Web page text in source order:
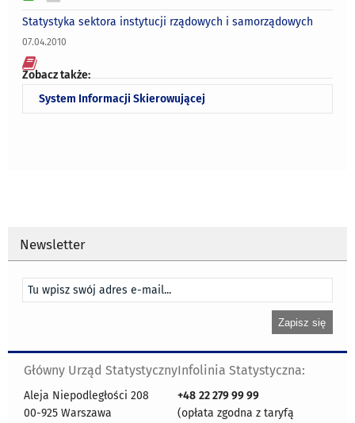
Statystyka sektora instytucji rządowych i samorządowych
07.04.2010
Zobacz także:
System Informacji Skierowującej
Newsletter
Główny Urząd Statystyczny
Aleja Niepodległości 208
00-925 Warszawa
Infolinia Statystyczna:
+48 22 279 99 99
(opłata zgodna z taryfą